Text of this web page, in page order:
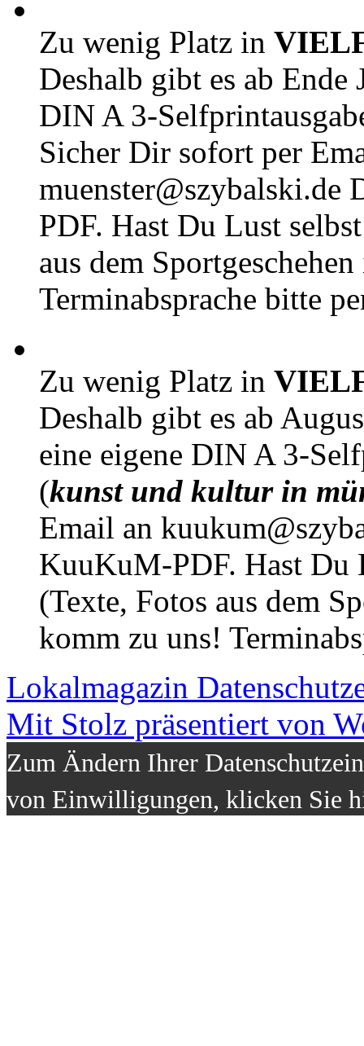
Zu wenig Platz in
Deshalb gibt es ab Ende
DIN A 3-
Sicher Dir sofort per
muenster@szybalski.de
PDF. Hast Du Lust
aus dem
Terminabsprache bitte
Zu wenig Platz in
Deshalb gibt es ab
eine eigene DIN A 3-
(kunst und kultur in
Email an
KuuKuM-PDF. Hast Du
(Texte, Fotos aus dem
komm zu uns!
Lokalmagazin
Mit Stolz präsentiert von
Zum Ändern Ihrer
von Einwilligungen, klicken Sie